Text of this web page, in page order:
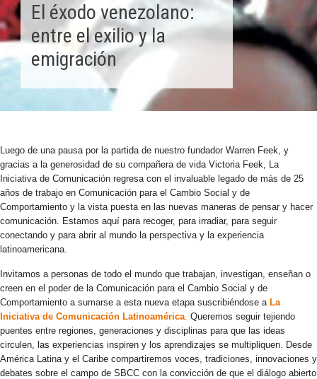
El éxodo venezolano:
entre el exilio y la
emigración
Luego de una pausa por la partida de nuestro fundador Warren Feek, y
gracias a la generosidad de su compañera de vida Victoria Feek, La
Iniciativa de Comunicación regresa con el invaluable legado de más de 25
años de trabajo en Comunicación para el Cambio Social y de
Comportamiento y la vista puesta en las nuevas maneras de pensar y hacer
comunicación. Estamos aquí para recoger, para irradiar, para seguir
conectando y para abrir al mundo la perspectiva y la experiencia
latinoamericana.
Invitamos a personas de todo el mundo que trabajan, investigan, enseñan o
creen en el poder de la Comunicación para el Cambio Social y de
Comportamiento a sumarse a esta nueva etapa suscribiéndose a La
Iniciativa de Comunicación Latinoamérica. Queremos seguir tejiendo
puentes entre regiones, generaciones y disciplinas para que las ideas
circulen, las experiencias inspiren y los aprendizajes se multipliquen. Desde
América Latina y el Caribe compartiremos voces, tradiciones, innovaciones y
debates sobre el campo de SBCC con la convicción de que el diálogo abierto